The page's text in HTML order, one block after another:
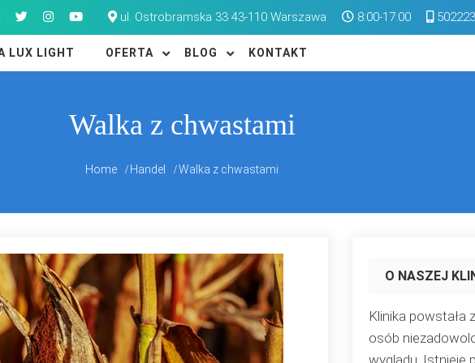
ul. Ostrobramska 33 43-110 Warszawa 8:00-17:00
LUX LIGHT OFERTA BLOG KONTAKT
Walka z chwastami
Home Handel Walka z chwastami
O NASZEJ
Klinika powstała
osób